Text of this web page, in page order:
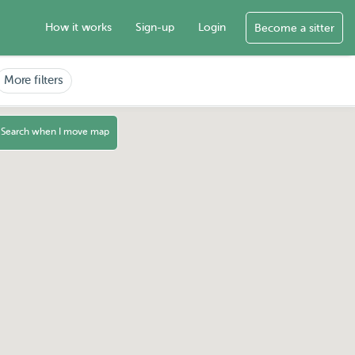
How it works Sign-up Login Become a sitter
More filters
Search when I move map